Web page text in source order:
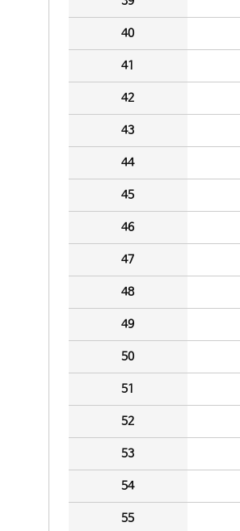
40
41
42
43
44
45
46
47
48
49
50
51
52
53
54
55